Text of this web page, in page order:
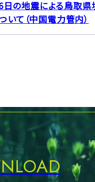
の地震による鳥取県
いて（中国電力管内）